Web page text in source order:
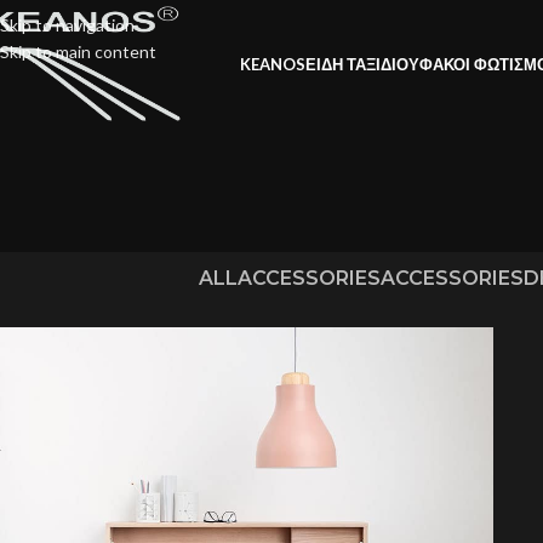
Skip to navigation
Skip to main content
KEANOSΕΙΔΗ ΤΑΞΙΔΙΟΥΦΑΚΟΙ
ALLACCESSORIESACCESSORIES